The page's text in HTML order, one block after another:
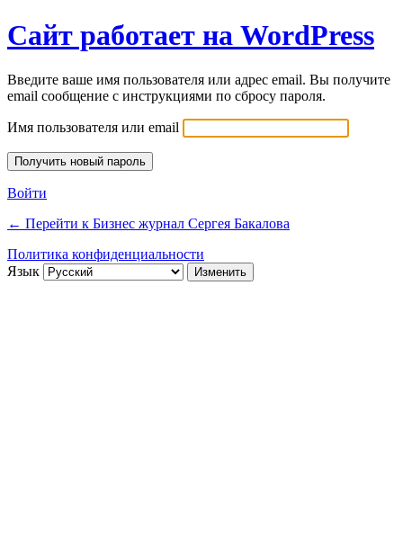
Сайт работает на WordPress
Введите ваше имя пользователя или адрес email. Вы получите
email сообщение с инструкциями по сбросу пароля.
Имя пользователя или email
Войти
← Перейти к Бизнес журнал Сергея Бакалова
Политика конфиденциальности
Язык